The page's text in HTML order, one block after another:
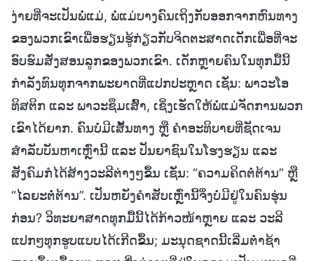
ງ່າຍທີ່ຈະເປັນພໍ່ແມ່, ພໍ່ແມ່ບາງຄົນເຖິງກັບອອກຈາກຫົນທາງ
ຂອງພວກເຂົາເພື່ອຮຽນຮູ້ກ່ຽວກັບຈິດຕະສາດເດັກເພື່ອທີ່ຈະ
ອົບຮົມສັ່ງສອນລູກຂອງພວກເຂົາ. ເດັກຫຼາຍຄົນໃນທຸກມື້ນີ້
ກຳລັງທົນທຸກຈາກພະຍາດທີ່ແປກປະຫຼາດ ເຊັ່ນ: ພາວະໂອ
ທິສຕິກ ແລະ ພາວະຊຶມເສົ້າ, ເຊິ່ງເຮັດໃຫ້ພໍ່ແມ່ຈັດການພວກ
ເຂົາໄດ້ຍາກ. ຄົນບໍ່ມີເສັ້ນທາງ ຫຼື ຄຳອະທິບາຍທີ່ຊັດເຈນ
ສຳລັບບັນຫາເຫຼົ່ານີ້ ແລະ ປັນຍາຊົນໃນໂຮງຮຽນ ແລະ
ສັງຄົມກໍໄດ້ສ້າງວະລີຕ່າງໆຂຶ້ນ ເຊັ່ນ: “ຄວາມຄິດຕໍ່ຕ້ານ” ຫຼື
“ໄລຍະຕໍ່ຕ້ານ”. ເປັນຫຍັງຄຳສັບເຫຼົ່ານີ້ຈຶ່ງບໍ່ມີຢູ່ໃນຄົນຮຸ່ນ
ກ່ອນ? ວິທະຍາສາດທຸກມື້ນີ້ໄດ້ກ້າວໜ້າຫຼາຍ ແລະ ວະລີ
ແປກໆທຸກຮູບແບບໄດ້ເກີດຂຶ້ນ; ມະນຸດຊາດນີ້ເລີ່ມຕໍ່າຊ້າ